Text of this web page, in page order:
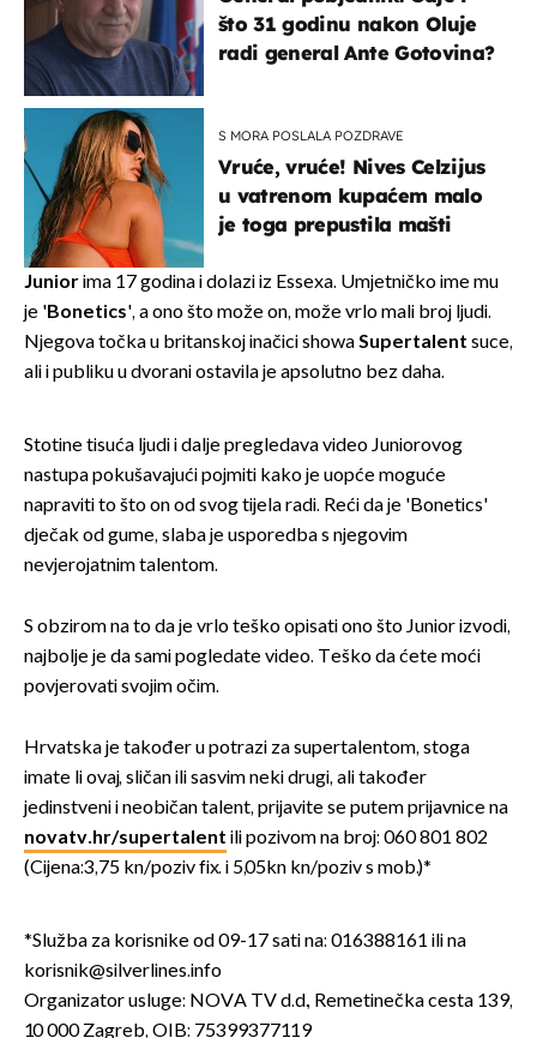
što 31 godinu nakon Oluje
radi general Ante Gotovina?
S MORA POSLALA POZDRAVE
Vruće, vruće! Nives Celzijus
u vatrenom kupaćem malo
je toga prepustila mašti
Juniorima 17 godina i dolazi iz Essexa. Umjetničko ime mu
je 'Bonetics', a ono što može on, može vrlo mali broj ljudi.
Njegova točka u britanskoj inačici showaSupertalent suce,
ali i publiku u dvorani ostavila je apsolutno bez daha.
Stotine tisuća ljudi i dalje pregledava video Juniorovog
nastupa pokušavajući pojmiti kako je uopće moguće
napraviti to što on od svog tijela radi. Reći da je 'Bonetics'
dječak od gume, slaba je usporedba s njegovim
nevjerojatnim talentom.
S obzirom na to da je vrlo teško opisati ono što Junior izvodi,
najbolje je da sami pogledate video. Teško da ćete moći
povjerovati svojim očim.
Hrvatska je također u potrazi za supertalentom, stoga
imate li ovaj, sličan ili sasvim neki drugi, ali također
jedinstveni i neobičan talent, prijavite se putem prijavnice na
novatv.hr/supertalent ili pozivom na broj: 060 801 802
(Cijena:3,75 kn/poziv fix. i 5,05kn kn/poziv s mob.)*
*Služba za korisnike od 09-17 sati na: 016388161 ili na
korisnik@silverlines.info
Organizator usluge: NOVA TV d.d., Remetinečka cesta 139,
10 000 Zagreb, OIB: 75399377119